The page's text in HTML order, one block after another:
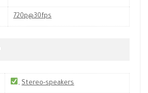
720p@30fps
, Stereo-speakers